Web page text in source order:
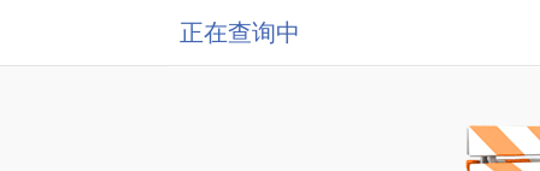
正在查询中